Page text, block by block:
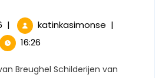
Pieter
16
januari
2026
| katinkasimonse
Schilderijen
|
16:26